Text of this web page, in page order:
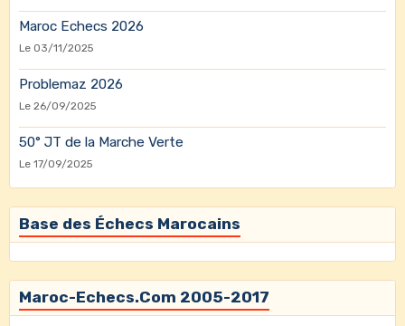
Maroc Echecs 2026
Le 03/11/2025
Problemaz 2026
Le 26/09/2025
50° JT de la Marche Verte
Le 17/09/2025
Base des Échecs Marocains
Maroc-Echecs.Com 2005-2017